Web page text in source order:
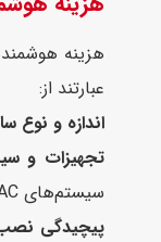
هزینه
عبارتند از:
اندازه و نوع
تجهیزات و
سیستم‌های HVAC هوشمند، و تجهیزات خانه‌هوشمند.
پیچیدگی